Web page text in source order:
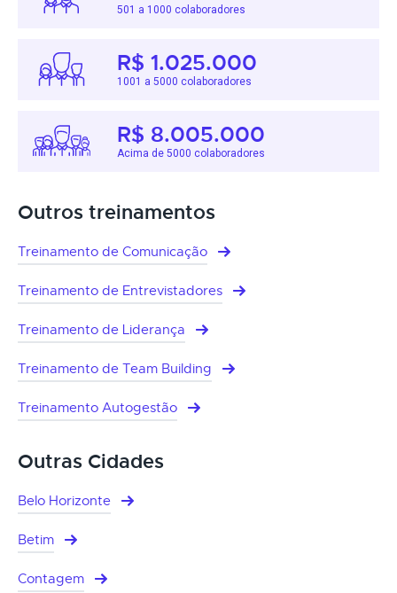
501 a 1000 colaboradores
R$ 1.025.000
1001 a 5000 colaboradores
R$ 8.005.000
Acima de 5000 colaboradores
Outros treinamentos
Treinamento de Comunicação
Treinamento de Entrevistadores
Treinamento de Liderança
Treinamento de Team Building
Treinamento Autogestão
Outras Cidades
Belo Horizonte
Betim
Contagem